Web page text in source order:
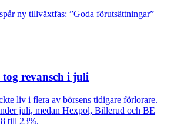
ny tillväxtfas: ”Goda förutsättningar”
revansch i juli
liv i flera av börsens tidigare förlorare.
juli, medan Hexpol, Billerud och BE
till 23%.